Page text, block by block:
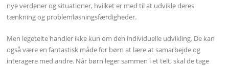
nye verdener og situationer, hvilket er med til at udvikle deres
tænkning og problemløsningsfærdigheder.
Men legetelte handler ikke kun om den individuelle udvikling. De kan
også være en fantastisk måde for børn at lære at samarbejde og
interagere med andre. Når børn leger sammen i et telt, skal de tage